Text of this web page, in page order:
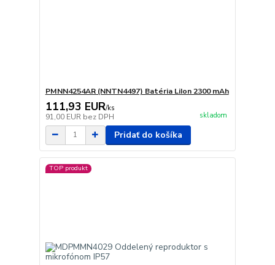
PMNN4254AR (NNTN4497) Batéria LiIon 2300 mAh
111,93 EUR/ks
91,00 EUR bez DPH skladom
Pridať do košíka
TOP produkt